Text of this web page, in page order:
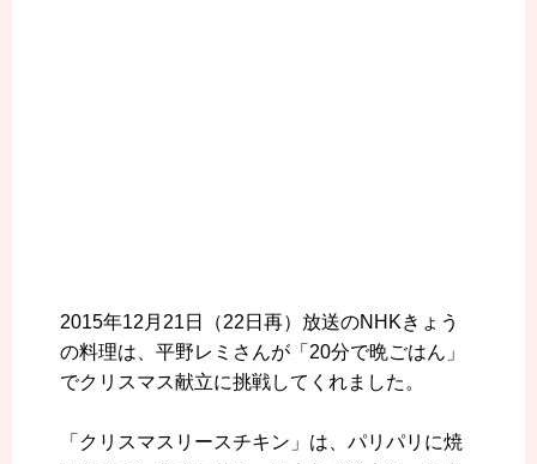
2015年12月21日（22日再）放送のNHKきょう
の料理は、平野レミさんが「20分で晩ごはん」
でクリスマス献立に挑戦してくれました。
「クリスマスリースチキン」は、パリパリに焼